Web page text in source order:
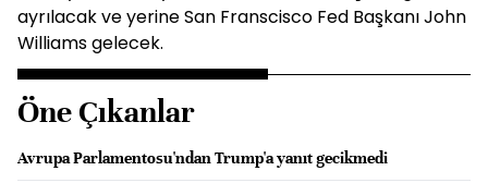
ayrılacak ve yerine San Franscisco Fed Başkanı John
Williams gelecek.
Öne Çıkanlar
Avrupa Parlamentosu'ndan Trump'a yanıt gecikmedi